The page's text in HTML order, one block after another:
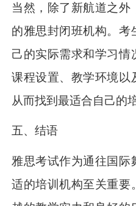
当然，除了新航道之外
的雅思封闭班机构。考
己的实际需求和学习情
课程设置、教学环境以
从而找到最适合自己的
五、结语
雅思考试作为通往国际
适的培训机构至关重要